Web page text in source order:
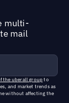
multi-
mail
the uberall groupto
and market trends as
without affecting the